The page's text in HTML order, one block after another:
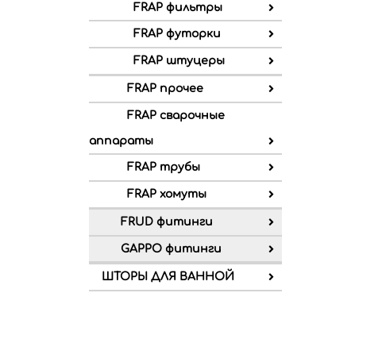
FRAP фильтры
FRAP футорки
FRAP штуцеры
FRAP прочее
FRAP сварочные
аппараты
FRAP трубы
FRAP хомуты
FRUD фитинги
GAPPO фитинги
ШТОРЫ ДЛЯ ВАННОЙ